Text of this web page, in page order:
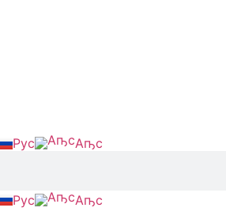
Рус
Аҧс
Рус
Аҧс